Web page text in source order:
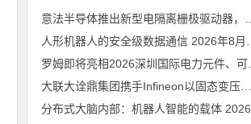
人形机器人的安全级数据通信 2026年8月8日
罗姆即将亮相2026深圳国际电
大联大诠鼎集团携手Infineon以固态变压器重构配电效率新标杆
分布式大脑内部：机器人智能的载体 2026年8月6日